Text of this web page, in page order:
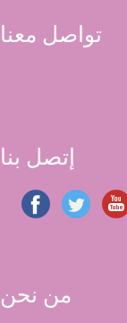
تواصل معنا
إتصل بنا
من نحن